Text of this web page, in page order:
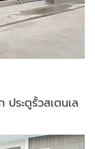
ประตูรั้วสเตนเล